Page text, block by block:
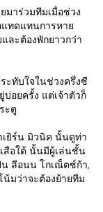
มาร่วมทีมเมื่อช่วง
ทดแทนการหาย
ละต้องพักยาวกว่า
ะทับใจในช่วงครึ่งซี
อยครั้ง แต่เจ้าตัวก็
ะตู
เยิร์น มิวนิค นั้นดูท่า
สือใต้ นั้นมีผู้เล่นชั้น
น ลีอนน โกเณ็ตซ์ก้า,
มว่าจะต้องย้ายทีม